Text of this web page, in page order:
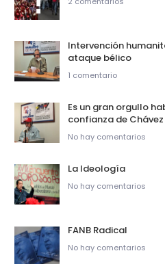
Intervención
ataque bélico
1 comentario
Es un gran orgullo
confianza de Chávez
No hay comentarios
La Ideología
No hay comentarios
FANB Radical
No hay comentarios